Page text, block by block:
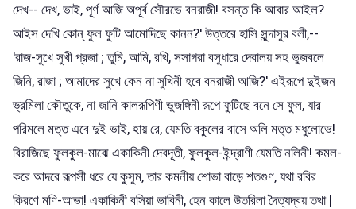
দেখ-- দেখ, ভাই, পূর্ণ আজি অপূর্ব সৌরভে বনরাজী! বসন্ত কি আবার আইল?
আইস দেখি কোন্ ফুল ফুটি আমোদিছে কানন?' উত্তরে হাসি সুন্দাসুর বলী,--
'রাজ-সুখে সুখী প্রজা ; তুমি, আমি, রথি, সসাগরা বসুধারে দেবালয় সহ ভুজবলে
জিনি, রাজা ; আমাদের সুখে কেন না সুখিনী হবে বনরাজী আজি?' এইরূপে দুইজন
ভ্রমিলা কৌতুকে, না জানি কালরূপিণী ভুজঙ্গিনী রূপে ফুটিছে বনে সে ফুল, যার
পরিমলে মত্ত এবে দুই ভাই, হায় রে, যেমতি বকুলের বাসে অলি মত্ত মধুলোভে!
বিরাজিছে ফুলকুল-মাঝে একাকিনী দেবদূতী, ফুলকুল-ইন্দ্রাণী যেমতি নলিনী! কমল-
করে আদরে রূপসী ধরে যে কুসুম, তার কমনীয় শোভা বাড়ে শতগুণ, যথা রবির
কিরণে মণি-আভা! একাকিনী বসিয়া ভাবিনী, হেন কালে উতরিলা দৈত্যদ্বয় তথা |